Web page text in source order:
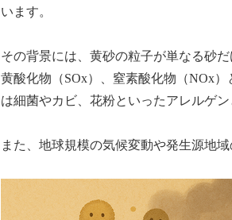
います。
その背景には、黄砂の粒子が単なる砂
黄酸化物（SOx）、窒素酸化物（NOx
は細菌やカビ、花粉といったアレルゲ
また、地球規模の気候変動や発生源地